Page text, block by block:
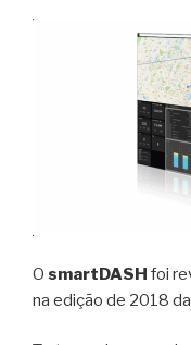
O smartDASH foi
na edição de 2018